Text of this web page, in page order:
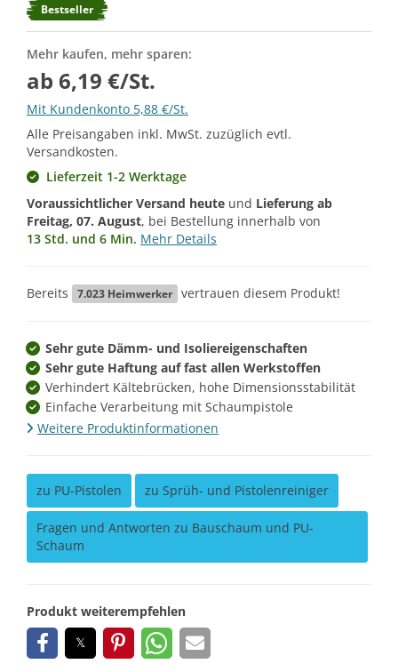
Bestseller
Mehr kaufen, mehr sparen:
ab 6,19 €/St.
Mit Kundenkonto 5,88 €/St.
Alle Preisangaben inkl. MwSt. zuzüglich evtl.
Versandkosten.
Lieferzeit 1-2 Werktage
Voraussichtlicher Versand heute und Lieferung ab
Freitag, 07. August, bei Bestellung innerhalb von
13 Std. und 6 Min. Mehr Details
Bereits 7.023 Heimwerker vertrauen diesem Produkt!
Sehr gute Dämm- und Isoliereigenschaften
Sehr gute Haftung auf fast allen Werkstoffen
Verhindert Kältebrücken, hohe Dimensionsstabilität
Einfache Verarbeitung mit Schaumpistole
Weitere Produktinformationen
zu PU-Pistolen zu Sprüh- und Pistolenreiniger
Fragen und Antworten zu Bauschaum und PU-
Schaum
Produkt weiterempfehlen